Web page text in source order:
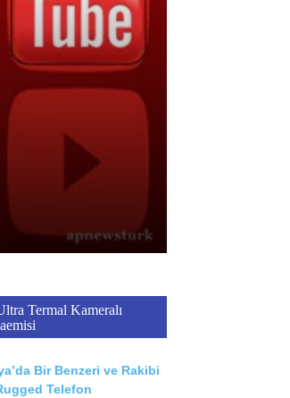
Termal Kameralı
Bir Benzeri ve Rakibi
Telefon